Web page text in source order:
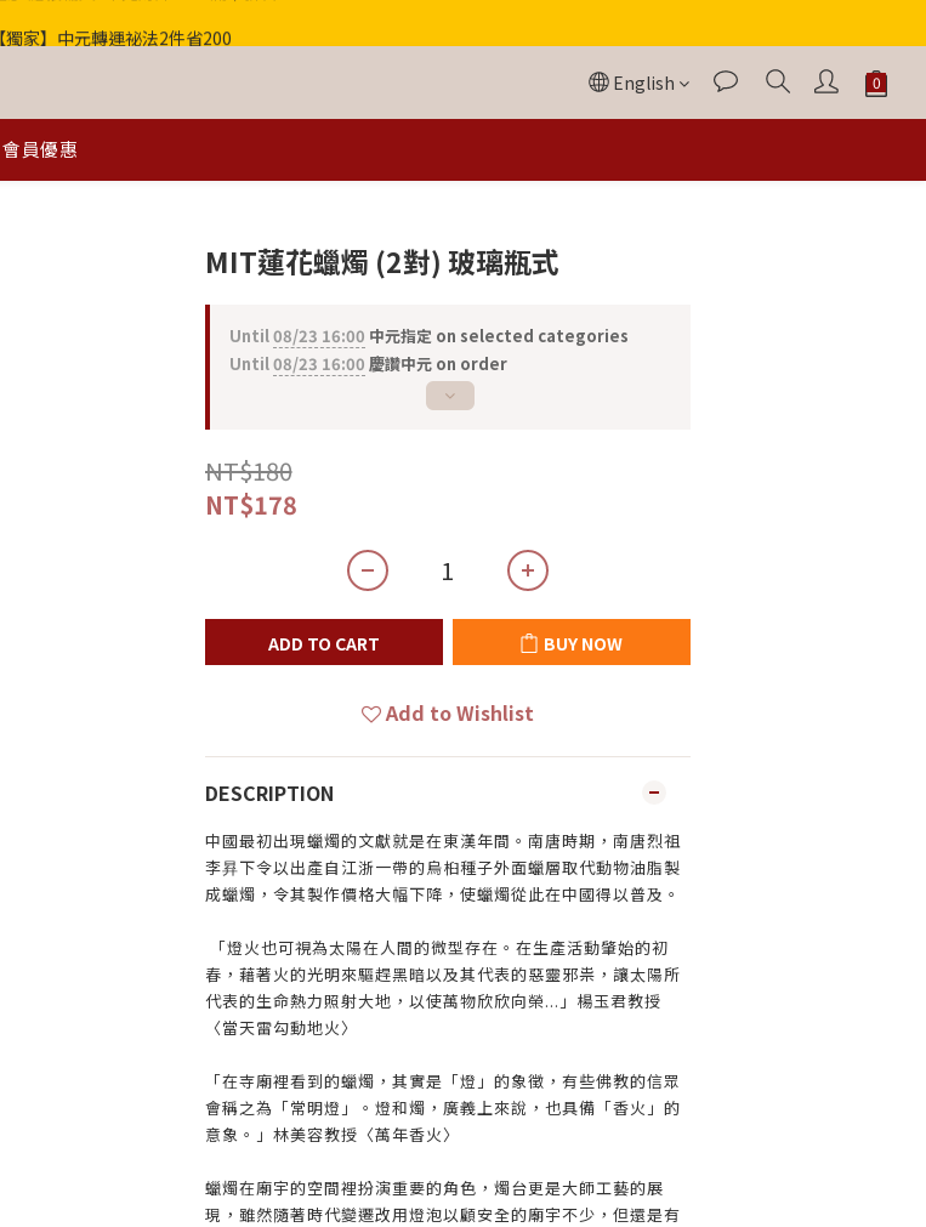
歡迎光臨！全店滿1000免運
【獨家】中元轉運祕法2件省200
English
會員優惠
MIT蓮花蠟燭 (2對) 玻璃瓶式
Until08/23 16:00 中元指定 on selected categories
Until08/23 16:00 慶讚中元 on order
NT$180
NT$178
ADD TO CART BUY NOW
Add to Wishlist
DESCRIPTION
中國最初出現蠟燭的文獻就是在東漢年間。南唐時期，南唐烈祖
李昪下令以出產自江浙一帶的烏桕種子外面蠟層取代動物油脂製
成蠟燭，令其製作價格大幅下降，使蠟燭從此在中國得以普及。
「燈火也可視為太陽在人間的微型存在。在生產活動肇始的初
春，藉著火的光明來驅趕黑暗以及其代表的惡靈邪祟，讓太陽所
代表的生命熱力照射大地，以使萬物欣欣向榮...」楊玉君教授
〈當天雷勾動地火〉
「在寺廟裡看到的蠟燭，其實是「燈」的象徵，有些佛教的信眾
會稱之為「常明燈」。燈和燭，廣義上來說，也具備「香火」的
意象。」林美容教授〈萬年香火〉
蠟燭在廟宇的空間裡扮演重要的角色，燭台更是大師工藝的展
現，雖然隨著時代變遷改用燈泡以顧安全的廟宇不少，但還是有